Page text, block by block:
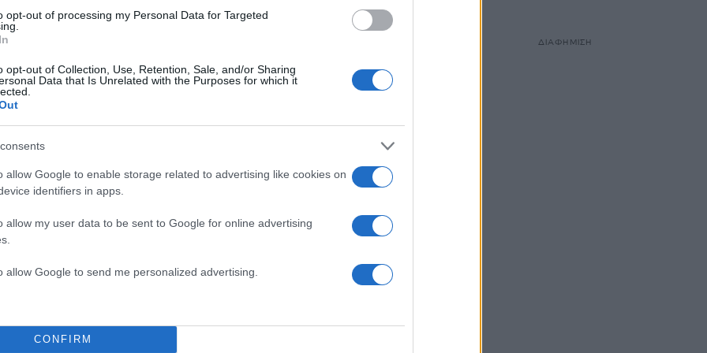
opt-out of processing my Personal Data for Targeted
opt-out of Collection, Use, Retention, Sale, and/or Sharing
Data that Is Unrelated with the Purposes for which it
allow Google to enable storage related to advertising like cookies on
identifiers in apps.
allow my user data to be sent to Google for online advertising
allow Google to send me personalized advertising.
CONFIRM
bullying έχει γίνει ασπίδα, έχει γίνει πανοπλία μου. Έχω
να με πληγώσεις, έγινε σίδερο πάνω μου. Δεν με
ΔΙΑΦΗΜΙΣΗ